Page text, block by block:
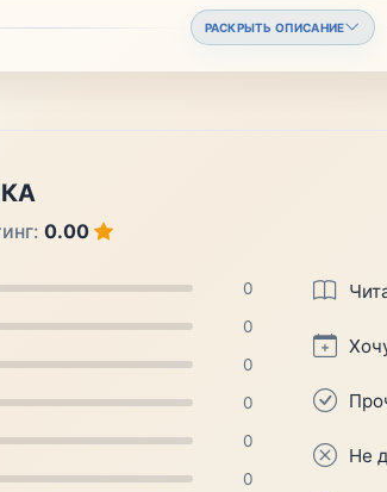
РАСКРЫТЬ ОПИСАНИЕ
0.00
0
0
0
0
0
0
Не